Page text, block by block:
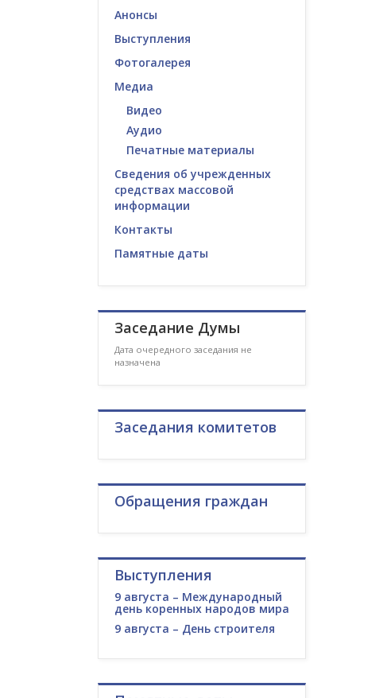
Анонсы
Выступления
Фотогалерея
Медиа
Видео
Аудио
Печатные материалы
Сведения об учрежденных
средствах массовой
информации
Контакты
Памятные даты
Заседание Думы
Дата очередного заседания не
назначена
Заседания комитетов
Обращения граждан
Выступления
9 августа – Международный
день коренных народов мира
9 августа – День строителя